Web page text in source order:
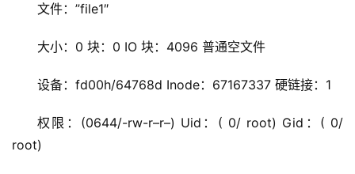
文件：”file1″
大小：0 块：0 IO 块：4096 普通空文件
设备：fd00h/64768d Inode：67167337 硬链接：1
权限：(0644/-rw-r–r–) Uid：( 0/ root) Gid：( 0/
root)